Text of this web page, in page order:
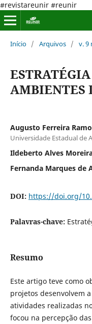
#revistareunir #reunir
Início / Arquivos / v. 9
AMBIENTES
Augusto Ferreira
Universidade Estadual de
Ildeberto Alves
Fernanda Marques de
DOI: https://doi.org/
Palavras-chave:
Resumo
Este artigo teve como
projetos desenvolvem
atividades realizadas
focou na percepção